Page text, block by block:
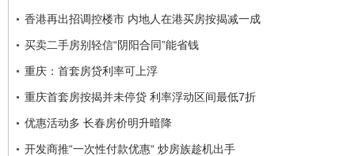
香港再出招调控楼市 内地人在港买房按揭减一成
买卖二手房别轻信“阴阳合同”能省钱
重庆：首套房贷利率可上浮
重庆首套房按揭并未停贷 利率浮动区间最低7折
优惠活动多 长春房价明升暗降
开发商推“一次性付款优惠“ 炒房族趁机出手